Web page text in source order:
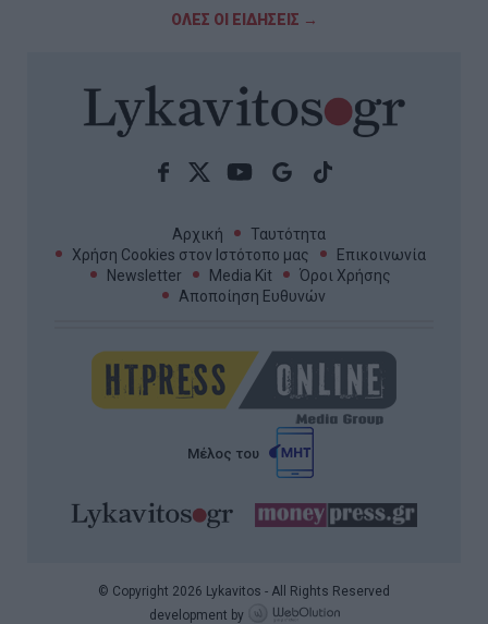
ΟΛΕΣ ΟΙ ΕΙΔΗΣΕΙΣ →
Αρχική
Ταυτότητα
Χρήση Cookies στον Ιστότοπο μας
Επικοινωνία
Newsletter
Media Kit
Όροι Χρήσης
Αποποίηση Ευθυνών
Μέλος του
© Copyright 2026 Lykavitos - All Rights Reserved
development by